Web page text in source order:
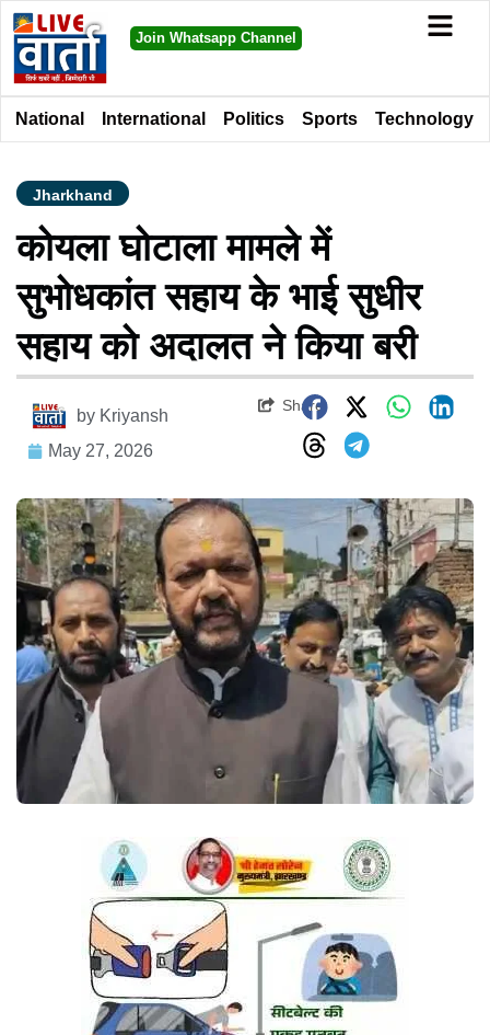
Join Whatsapp Channel
National International Politics Sports Technology
Jharkhand
कोयला घोटाला मामले में
सुभोधकांत सहाय के भाई सुधीर
सहाय को अदालत ने किया बरी
by Kriyansh
May 27, 2026
Share